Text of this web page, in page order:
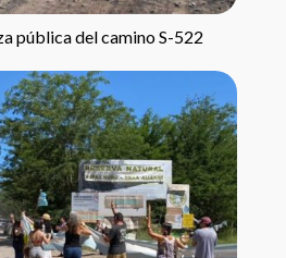
pública del camino S-522